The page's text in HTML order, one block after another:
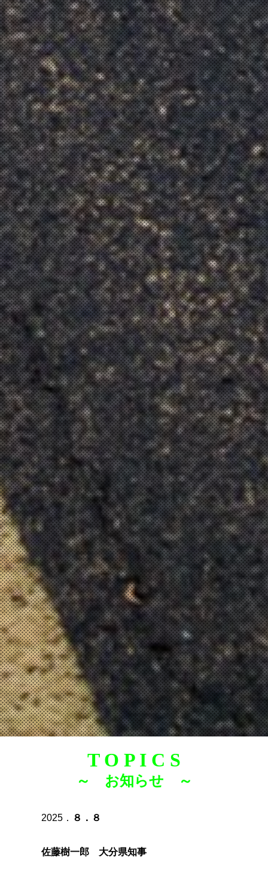
T O P I C S
～ お知らせ ～
2025． ８．８
佐藤樹一郎 大分県知事